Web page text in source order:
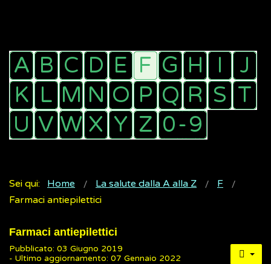
Sei qui: Home La salute dalla A alla Z
F
Farmaci antiepilettici
Farmaci antiepilettici
Pubblicato: 03 Giugno 2019
- Ultimo aggiornamento: 07 Gennaio 2022